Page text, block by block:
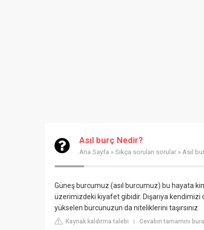
Asıl burç Nedir?
Ana Sayfa » Sıkça sorulan sorular » Asıl
Güneş burcumuz (asıl burcumuz) bu hayata
üzerimizdeki kıyafet gibidir. Dışarıya
yükselen burcunuzun da niteliklerini taşırsınız.
Kaynak kaldırma talebi | Cevabın tamamını